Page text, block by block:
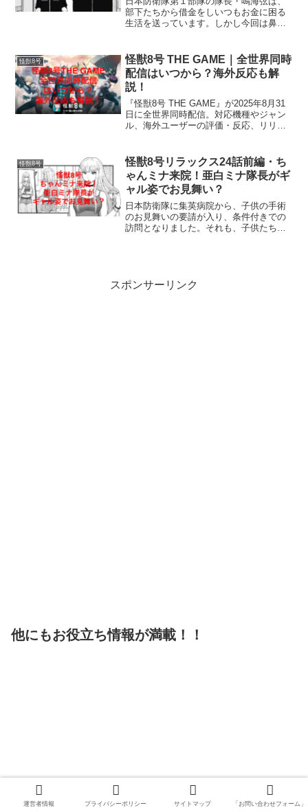
部下たちから借金をしいつもお金に困る
生活を送っています。しかし今回は鼻歌
当に借金は完済できたのでしょうか？鳴
海隊長の様子を見てみまし...
怪獣8号
怪獣8号 THE GAME｜全世界同時
配信はいつから？海外反応も解
説！
『怪獣8号 THE GAME』が2025年8月31
日に全世界同時配信。対応機種やジャン
ル、海外ユーザーの評価・反応、リリー
怪獣8号
怪獣8号リラックス24話前編・ち
ゃんミナ来院！亜白ミナ隊長がギ
ャル姿でお見舞い？
日本防衛隊に集英病院から、子供の手術
のお見舞いの要請が入り、条件付きでの
訪問となりました。それも、子供たちに
スポンサーリンク
他にもお役立ち情報が満載！！
運営者情報 プライバシーポリシー サイトマップ 「お問い合わせフォーム」